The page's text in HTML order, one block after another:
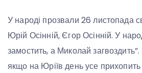
У народі прозвали 26 листопада
Юрій Осінній, Єгор Осінній. У
замостить, а Миколай
якщо на Юріїв день усе